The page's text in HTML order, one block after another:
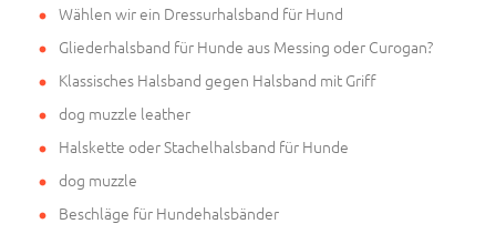
Wählen wir ein Dressurhalsband für Hund
Gliederhalsband für Hunde aus Messing oder Curogan?
Klassisches Halsband gegen Halsband mit Griff
dog muzzle leather
Halskette oder Stachelhalsband für Hunde
dog muzzle
Beschläge für Hundehalsbänder